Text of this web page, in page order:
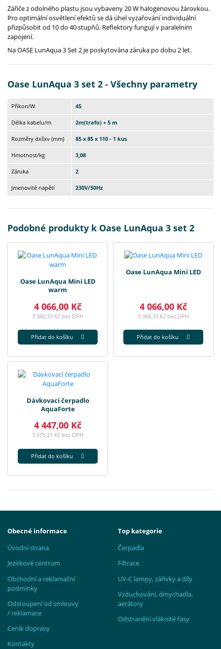
Zářiče z odolného plastu jsou vybaveny 20 W halogenovou žárovkou.
Pro optimální osvětlení efektů se dá úhel vyzařování individuální
přizpůsobit od 10 do 40 stupňů. Reflektory fungují v paralelním
zapojení.
Na OASE LunAqua 3 Set 2 je poskytována záruka po dobu 2 let.
Oase LunAqua 3 set 2 - Všechny parametry
Příkon/W 45
Délka kabelu/m 2m(trafo) + 5 m
Rozměry dxšxv (mm) 85 x 85 x 110 - 1 kus
Hmotnost/kg 3,08
Záruka 2
Jmenovité napětí 230V/50Hz
Podobné produkty k Oase LunAqua 3 set 2
Oase LunAqua Mini LED
warm
4 066,00 Kč
3 360,33 Kč bez DPH
Přidat do košíku
Oase LunAqua Mini LED
4 066,00 Kč
3 360,33 Kč bez DPH
Přidat do košíku
Dávkovací čerpadlo
AquaForte
4 447,00 Kč
3 675,21 Kč bez DPH
Přidat do košíku
Obecné informace
Úvodní strana
Jezírkové centrum
Obchodní a reklamační
podmínky
Odstoupení od smlouvy
/ reklamace
Ceník dopravy
Kontakty
Top kategorie
Čerpadla
Filtrace
UV-C lampy, zářivky a díly
Vzduchování, dmychadla,
aerátory
Odstranění vláknité řasy